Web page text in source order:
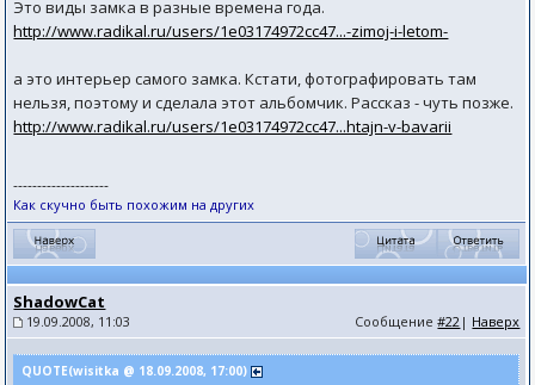
Это виды замка в разные времена года.
http://www.radikal.ru/users/1e03174972cc47...-zimoj-i-letom-
а это интерьер самого замка. Кстати, фотографировать там
нельзя, поэтому и сделала этот альбомчик. Рассказ - чуть позже.
http://www.radikal.ru/users/1e03174972cc47...htajn-v-bavarii
--------------------
Как скучно быть похожим на других
ShadowCat
19.09.2008, 11:03 Сообщение#22 | Наверх
QUOTE(wisitka @ 18.09.2008, 17:00)